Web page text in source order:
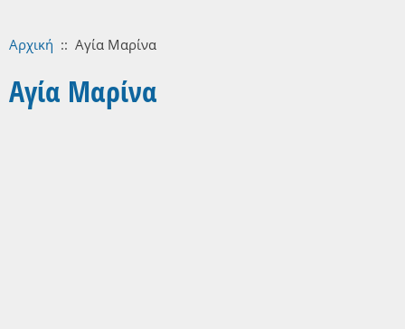
Αρχική :: Αγία Μαρίνα
Αγία Μαρίνα